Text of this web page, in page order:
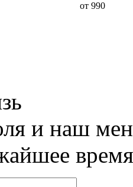
от 990
и наш
время